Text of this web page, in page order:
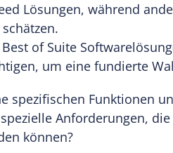
Lösungen, während
of Suite
um eine fundierte
spezifischen Funktionen
Anforderungen,
können?